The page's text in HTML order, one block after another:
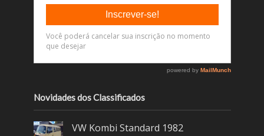
Novidades dos Classificados
VW Kombi Standard 1982